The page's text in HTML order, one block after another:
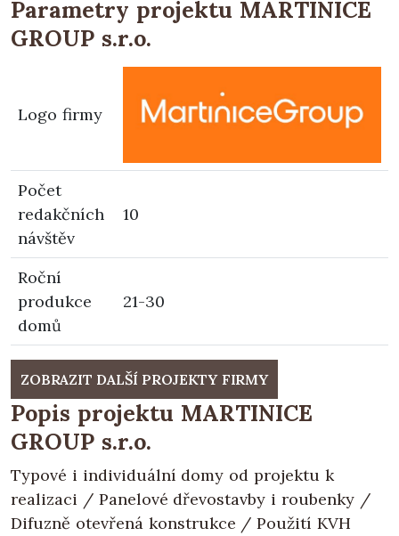
Parametry projektu MARTINICE
GROUP s.r.o.
Logo firmy
Počet
redakčních
návštěv
10
Roční
produkce
domů
21-30
ZOBRAZIT DALŠÍ PROJEKTY FIRMY
Popis projektu MARTINICE
GROUP s.r.o.
Typové i individuální domy od projektu k
realizaci / Panelové dřevostavby i roubenky /
Difuzně otevřená konstrukce / Použití KVH